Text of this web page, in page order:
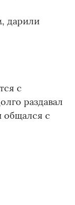
дарили
с
раздавал
общался с